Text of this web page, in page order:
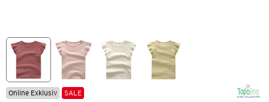
Online Exklusiv SALE